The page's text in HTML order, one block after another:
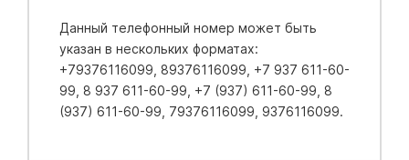
Данный телефонный номер может быть
указан в нескольких форматах:
+79376116099, 89376116099, +7 937 611-60-
99, 8 937 611-60-99, +7 (937) 611-60-99, 8
(937) 611-60-99, 79376116099, 9376116099.